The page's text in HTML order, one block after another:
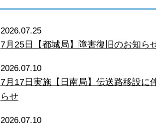
2026.07.25
7月25日【都城局】障害復旧のお知ら
2026.07.10
7月17日実施【日南局】伝送路移設に
らせ
2026.07.10